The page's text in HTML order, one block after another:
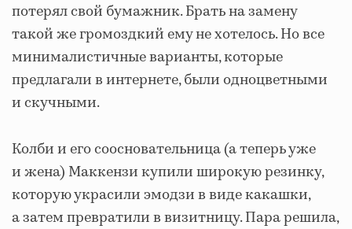
потерял свой бумажник. Брать на замену
такой же громоздкий ему не хотелось. Но все
минималистичные варианты, которые
предлагали в интернете, были одноцветными
и скучными.
Колби и его соосновательница (а теперь уже
и жена) Маккензи купили широкую резинку,
которую украсили эмодзи в виде какашки,
а затем превратили в визитницу. Пара решила,